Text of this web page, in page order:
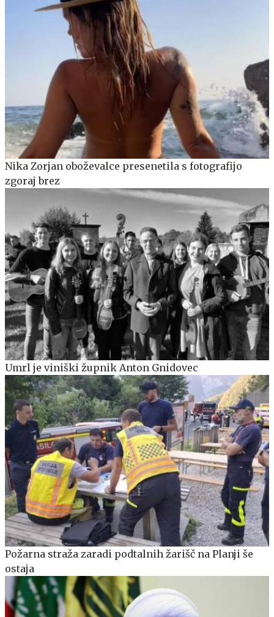
Nika Zorjan oboževalce presenetila s fotografijo
zgoraj brez
Umrl je viniški župnik Anton Gnidovec
Požarna straža zaradi podtalnih žarišč na Planji še
ostaja